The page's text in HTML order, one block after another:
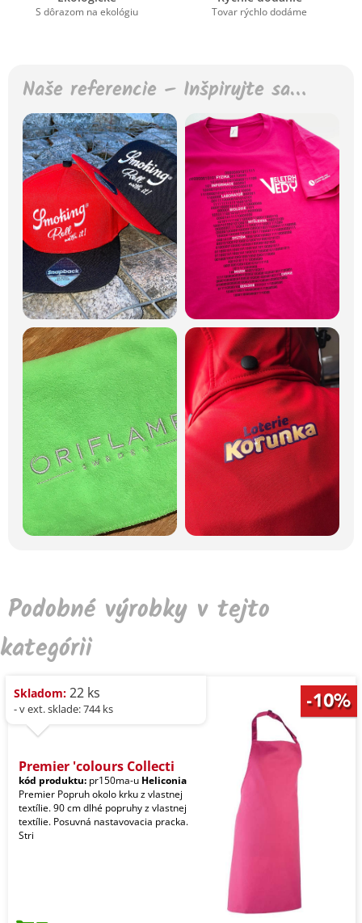
S dôrazom na ekológiu Tovar rýchlo dodáme
Naše referencie – Inšpirujte sa…
Podobné výrobky v tejto
kategórii
Skladom: 22 ks
- v ext. sklade: 744 ks
Premier 'colours Collecti
kód produktu: pr150ma-u Heliconia
Premier Popruh okolo krku z vlastnej
textílie. 90 cm dlhé popruhy z vlastnej
textílie. Posuvná nastavovacia pracka.
Stri